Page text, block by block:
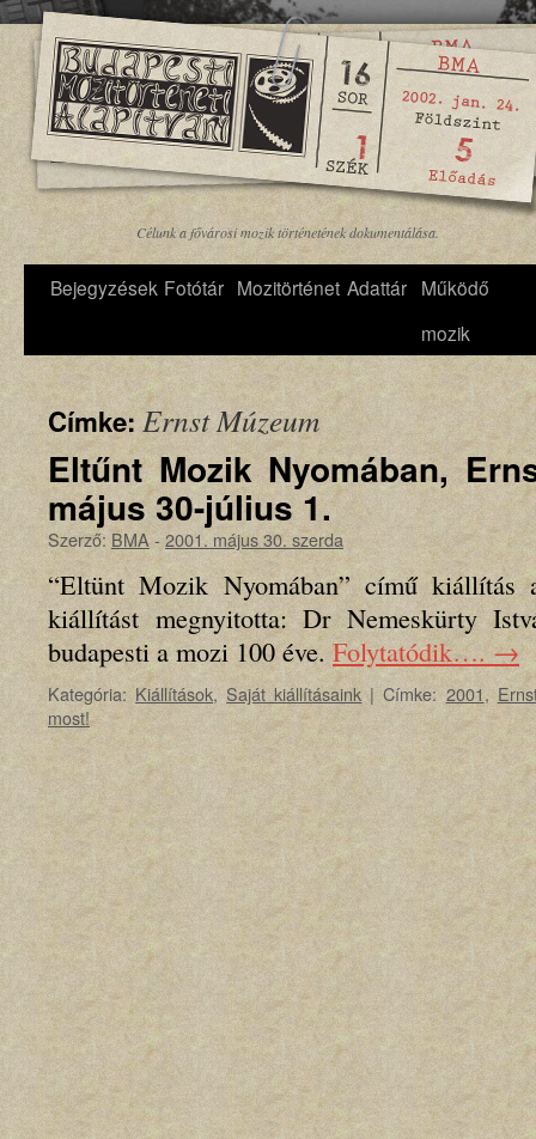
Célunk a fővárosi mozik történetének dokumentálása.
Bejegyzések Fotótár Mozitörténet Adattár Működő
mozik
Címke:Ernst Múzeum
Eltűnt Mozik Nyomában,
május 30-július 1.
Szerző: BMA-2001. május 30. szerda
“Eltünt Mozik Nyomában” című kiállítás
kiállítást megnyitotta: Dr Nemeskürty
budapesti a mozi 100 éve.Folytatódik…. →
Kategória: Kiállítások, Saját kiállításaink | Címke: 2001,
most!